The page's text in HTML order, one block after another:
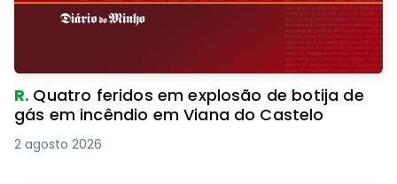
R. Quatro feridos em explosão de botija de
gás em incêndio em Viana do Castelo
2 agosto 2026